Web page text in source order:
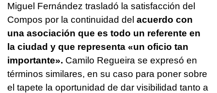
Miguel Fernández trasladó la satisfacción del
Compos por la continuidad del acuerdo con
una asociación que es todo un referente en
la ciudad y que representa «un oficio tan
importante». Camilo Regueira se expresó en
términos similares, en su caso para poner sobre
el tapete la oportunidad de dar visibilidad tanto a